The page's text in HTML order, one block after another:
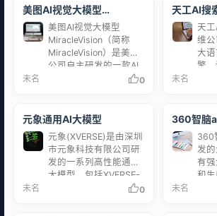
言，与用户进行自然而
流畅的对话，并根据用
户的需求和语境提供个
性化的回答和建议。 特
点与功能 Kimi Chat 智
能聊天助手拥有超大的
“内存”，可以帮我们一
取网络信息，可以上传
100M的文档，帮我们分
析文档内…
行
队带
实
月
团
覆
个人
放
美图AI视觉大模型
MiracleVision奇想智能
美图AI视觉大模型
MiracleVision（简称
MiracleVision）是美图
公司自主研发的一款AI
视觉大模型，它于2023
Wink、美图设计室、
名影像与设计产品提供
AI模型能力，同时也帮
助美图公司搭建起由底
层、中间层和应用层构
成的人工智能产品生
未名 0
天工AI搜
天
维
大
擎
内
语言
和
“追
一
上
度
未名
元象通用AI大模型
元象(XVERSE)是由深圳
市元象科技有限公司研
发的一系列高性能通用
大模型，包括XVERSE-
7B、13B、65B等。这
未名 0
360智脑
360
发
有强
和
够
未名